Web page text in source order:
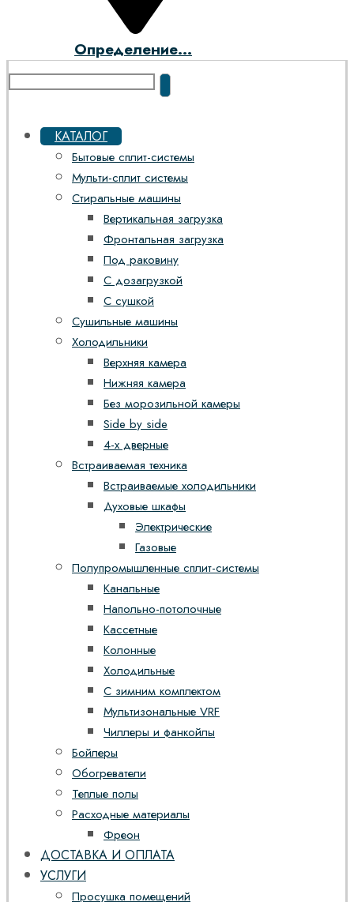
Определение...
КАТАЛОГ
Бытовые сплит-системы
Мульти-сплит системы
Стиральные машины
Вертикальная загрузка
Фронтальная загрузка
Под раковину
С дозагрузкой
С сушкой
Сушильные машины
Холодильники
Верхняя камера
Нижняя камера
Без морозильной камеры
Side by side
4-х дверные
Встраиваемая техника
Встраиваемые холодильники
Духовые шкафы
Электрические
Газовые
Полупромышленные сплит-системы
Канальные
Напольно-потолочные
Кассетные
Колонные
Холодильные
С зимним комплектом
Мультизональные VRF
Чиллеры и фанкойлы
Бойлеры
Обогреватели
Теплые полы
Расходные материалы
Фреон
ДОСТАВКА И ОПЛАТА
УСЛУГИ
Просушка помещений